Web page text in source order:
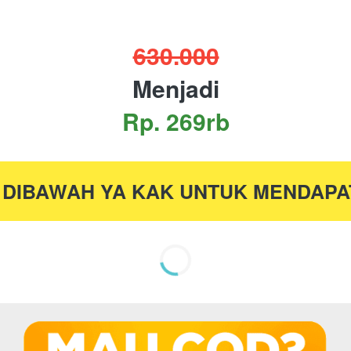
630.000
Menjadi
Rp. 269rb
YA KAK UNTUK